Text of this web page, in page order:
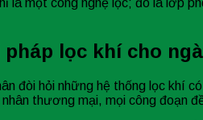
pháp lọc khí cho
đòi hỏi những hệ thống lọc khí
thương mại, mọi công đoạn